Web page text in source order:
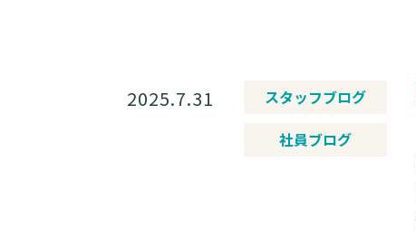
2025.7.31
スタッフブログ
社員ブログ